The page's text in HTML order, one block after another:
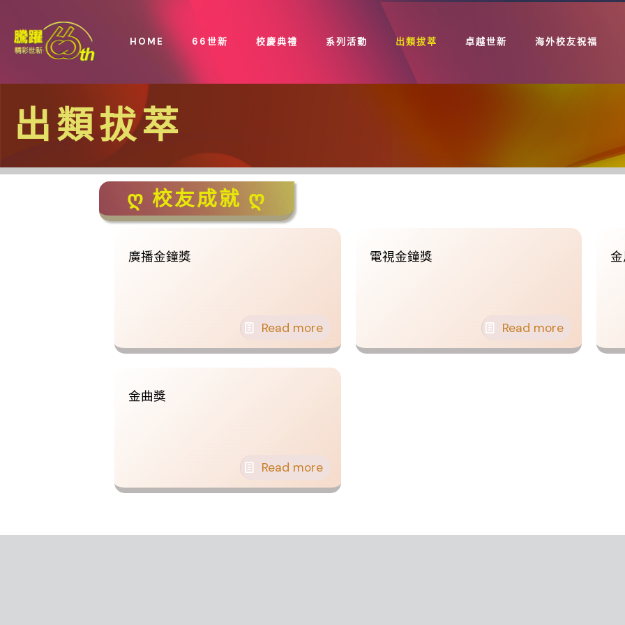
HOME 66世新 校慶典禮 系列活動 出類拔萃 卓越世新 海外校友祝福
廣播金鐘獎
Read more
電視金鐘獎
Read more
金曲獎
Read more